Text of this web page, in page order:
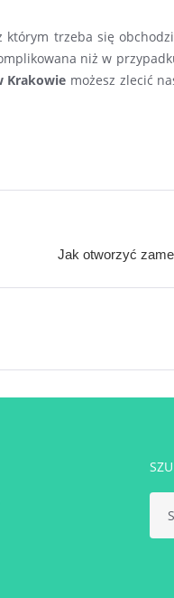
którym trzeba się
niż w
Krakowie możesz zlecić
Jak otworzyć
for: